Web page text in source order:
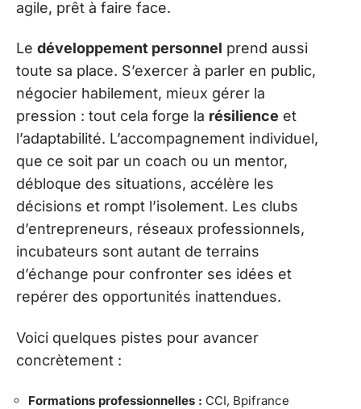
agile, prêt à faire face.
Le développement personnel prend aussi
toute sa place. S’exercer à parler en public,
négocier habilement, mieux gérer la
pression : tout cela forge la résilience et
l’adaptabilité. L’accompagnement individuel,
que ce soit par un coach ou un mentor,
débloque des situations, accélère les
décisions et rompt l’isolement. Les clubs
d’entrepreneurs, réseaux professionnels,
incubateurs sont autant de terrains
d’échange pour confronter ses idées et
repérer des opportunités inattendues.
Voici quelques pistes pour avancer
concrètement :
Formations professionnelles : CCI, Bpifrance